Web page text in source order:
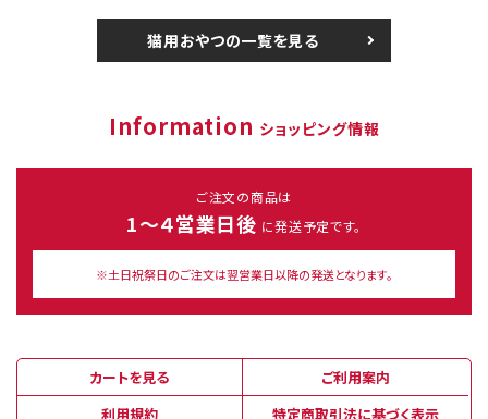
猫用おやつの一覧を見る
Information ショッピング情報
ご注文の商品は
1～４営業日後 に発送予定です。
※土日祝祭日のご注文は翌営業日以降の発送となります。
カートを見る
ご利用案内
利用規約
特定商取引法に基づく表示